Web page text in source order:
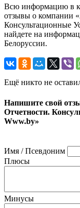
Всю информацию в
отзывы о компании
Консультационные
найдете на
Белоруссии.
Ещё никто не
Напишите свой
Отчетности.
Www.by»
Имя / Псевдоним
Плюсы
Минусы